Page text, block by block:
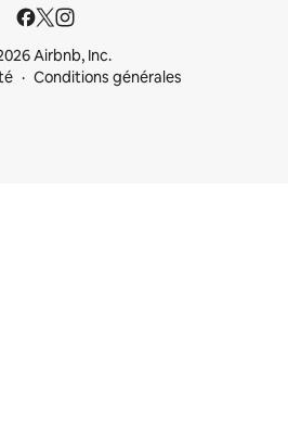
Airbnb, Inc.
Conditions générales